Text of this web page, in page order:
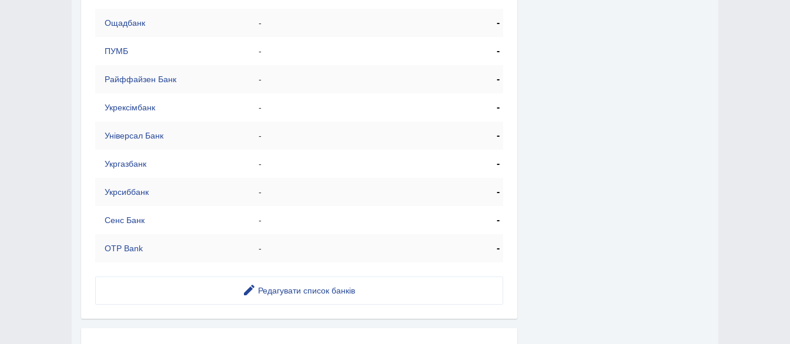
Ощадбанк - -
ПУМБ - -
Райффайзен Банк - -
Укрексімбанк - -
Універсал Банк - -
Укргазбанк - -
Укрсиббанк - -
Сенс Банк - -
OTP Bank - -
Редагувати список банків